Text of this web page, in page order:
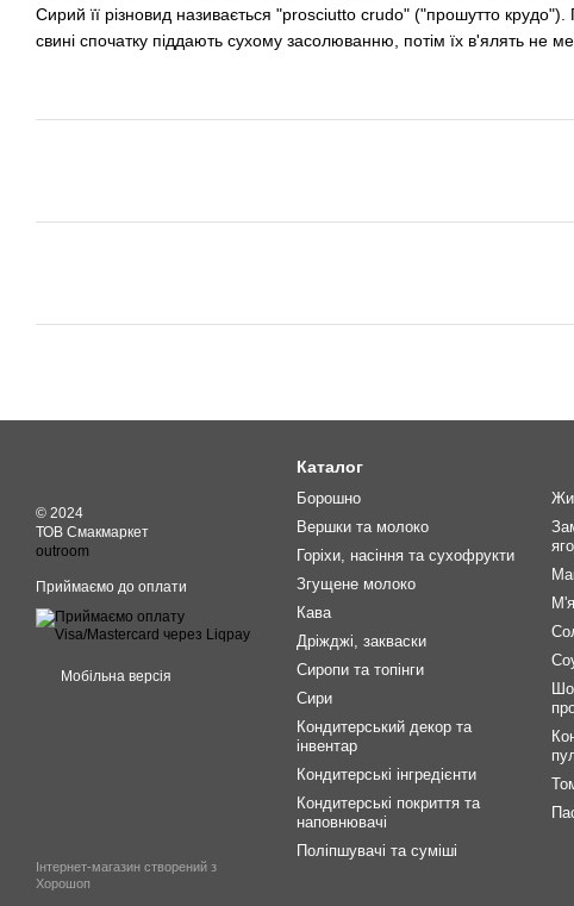
Сирий її різновид називається "prosciutto crudo" ("прошутто
свині спочатку піддають сухому засолюванню, потім їх в'ялять не
© 2024
ТОВ Смакмаркет
outroom
Приймаємо до оплати
Мобільна версія
Інтернет-магазин створений з
Хорошоп
Каталог
Борошно
Вершки та молоко
Горіхи, насіння та сухофрукти
Згущене молоко
Кава
Дріжджі, закваски
Сиропи та топінги
Сири
Кондитерський декор та
інвентар
Кондитерські інгредієнти
Кондитерські покриття та
наповнювачі
Поліпшувачі та суміші